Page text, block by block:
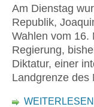
Am Dienstag
Republik,
Wahlen vom 16.
Regierung,
Diktatur, einer
Landgrenze des
WEITERLESEN